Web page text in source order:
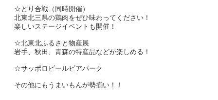
☆とり合戦（同時開催）
北東北三県の鶏肉をぜひ味わってください！
楽しいステージイベントも開催！
☆北東北ふるさと物産展
岩手、秋田、青森の特産品などが楽しめる！
☆サッポロビールビアパーク
その他にもうまいもんが勢揃い！！